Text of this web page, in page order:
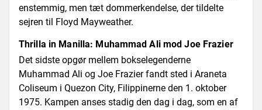
enstemmig, men tæt dommerkendelse, der tildelte
sejren til Floyd Mayweather.
Thrilla in Manilla: Muhammad Ali mod Joe Frazier
Det sidste opgør mellem bokselegenderne
Muhammad Ali og Joe Frazier fandt sted i Araneta
Coliseum i Quezon City, Filippinerne den 1. oktober
1975. Kampen anses stadig den dag i dag, som en af